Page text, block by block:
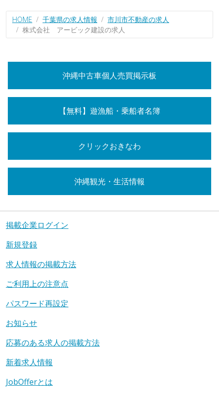
HOME 千葉県の求人情報
市川市不動産の求人
株式会社 アービック建設の求人
沖縄中古車個人売買掲示板
【無料】遊漁船・乗船者名簿
クリックおきなわ
沖縄観光・生活情報
掲載企業ログイン
新規登録
求人情報の掲載方法
ご利用上の注意点
パスワード再設定
お知らせ
応募のある求人の掲載方法
新着求人情報
JobOfferとは